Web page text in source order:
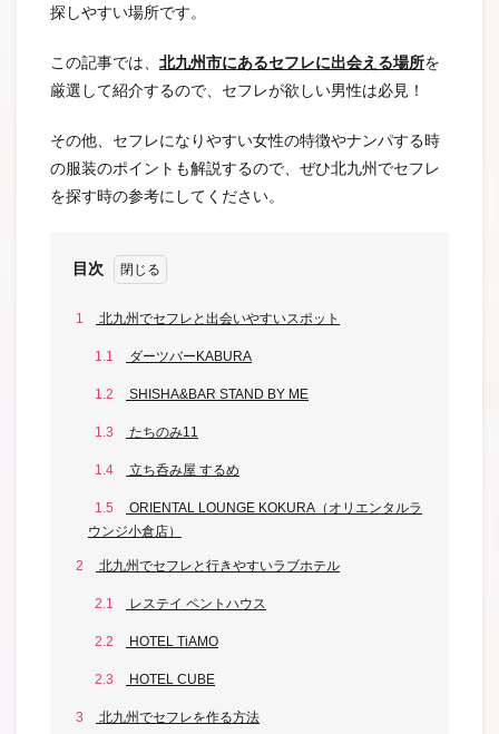
探しやすい場所です。
この記事では、 北九州市にあるセフレに出会える場所を
厳選して紹介するので、セフレが欲しい男性は必見！
その他、セフレになりやすい女性の特徴やナンパする時
の服装のポイントも解説するので、ぜひ北九州でセフレ
を探す時の参考にしてください。
目次
1 北九州でセフレと出会いやすいスポット
1.1 ダーツバーKABURA
1.2 SHISHA&BAR STAND BY ME
1.3 たちのみ11
1.4 立ち呑み屋 するめ
1.5
ORIENTAL LOUNGE KOKURA（オリエンタルラ
ウンジ小倉店）
2 北九州でセフレと行きやすいラブホテル
2.1 レステイ ペントハウス
2.2 HOTEL TiAMO
2.3 HOTEL CUBE
3 北九州でセフレを作る方法